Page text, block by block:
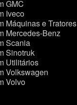
GMC
Iveco
Máquinas e Tratores
Mercedes-Benz
Scania
Sinotruk
Utilitários
Volkswagen
Volvo